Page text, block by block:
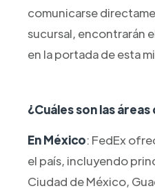
comunicarse
sucursal, encontrarán
en la portada de esta
¿Cuáles son las
En México: FedEx
el país, incluyendo
Ciudad de México,